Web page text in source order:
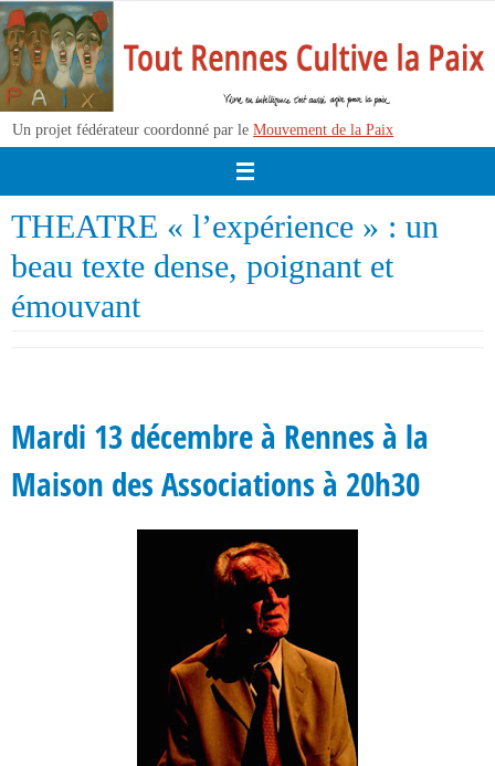
Passer
vers
le
contenu
Un projet fédérateur coordonné par leMouvement de la Paix
THEATRE « l’expérience » : un
beau texte dense, poignant et
émouvant
Mardi 13 décembre à Rennes à la
Maison des Associations à 20h30